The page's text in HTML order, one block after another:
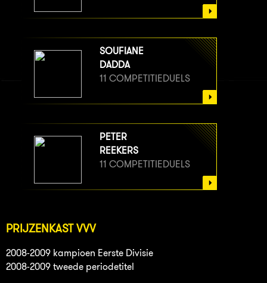
SOUFIANE
DADDA
11 COMPETITIEDUELS
PETER
REEKERS
11 COMPETITIEDUELS
PRIJZENKAST VVV
2008-2009 kampioen Eerste Divisie
2008-2009 tweede periodetitel